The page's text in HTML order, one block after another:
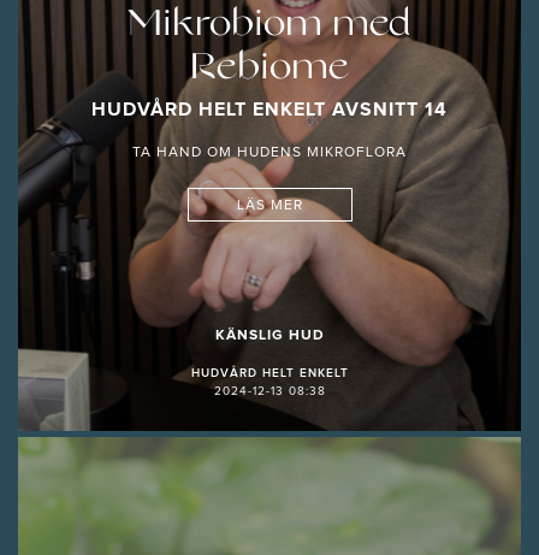
Mikrobiom med
Rebiome
HUDVÅRD HELT ENKELT AVSNITT 14
TA HAND OM HUDENS MIKROFLORA
LÄS MER
KÄNSLIG HUD
HUDVÅRD HELT ENKELT
2024-12-13 08:38